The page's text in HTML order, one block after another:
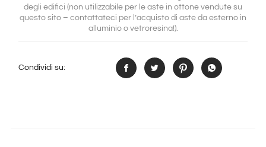
degli edifici (non utilizzabile per le aste in ottone vendute su
questo sito – contattateci per l’acquisto di aste da esterno in
alluminio o vetroresina!).
Condividi su: